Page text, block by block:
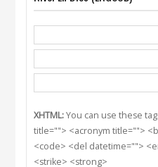
XHTML:You can use these
title=""> <acronym title="">
<code> <del datetime="">
<strike> <strong>